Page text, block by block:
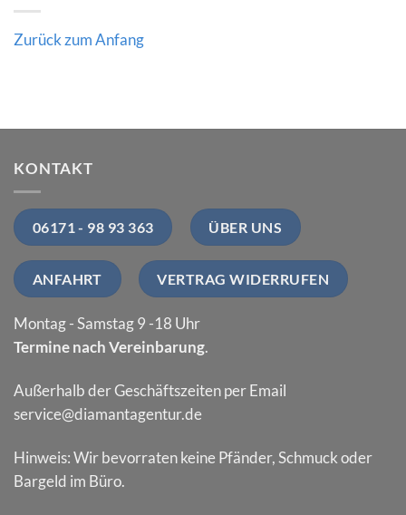
Zurück zum Anfang
KONTAKT
06171 - 98 93 363 ÜBER UNS
ANFAHRT VERTRAG WIDERRUFEN
Montag - Samstag 9 -18 Uhr
Termine nach Vereinbarung.
Außerhalb der Geschäftszeiten per Email
service@diamantagentur.de
Hinweis: Wir bevorraten keine Pfänder, Schmuck oder
Bargeld im Büro.